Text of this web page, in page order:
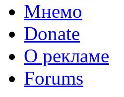
Мнемо
Donate
О рекламе
Forums